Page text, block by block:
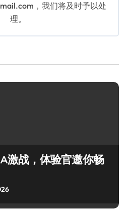
，我们将及时予以处
理。
激战，体验官邀你畅